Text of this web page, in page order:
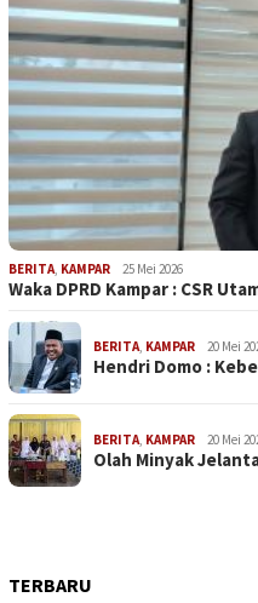
BERITA KAMPAR 25 Mei 2026
Waka DPRD Kampar : CSR
BERITA KAMPAR 20 Mei
Hendri Domo :
BERITA KAMPAR 20 Mei
Olah Minyak
TERBARU